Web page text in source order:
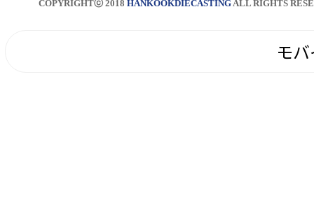
COPYRIGHTⓒ 2018 HANKOOKDIECASTINGALL RIGHTS
モ